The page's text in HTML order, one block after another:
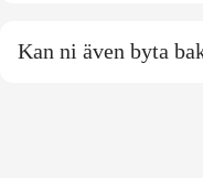
Kan ni även byta